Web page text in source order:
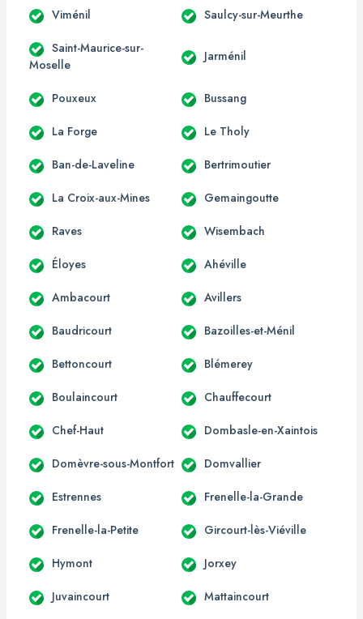
Viménil Saulcy-sur-Meurthe
Saint-Maurice-sur-
Moselle
Jarménil
Pouxeux Bussang
La Forge Le Tholy
Ban-de-Laveline Bertrimoutier
La Croix-aux-Mines Gemaingoutte
Raves Wisembach
Éloyes Ahéville
Ambacourt Avillers
Baudricourt Bazoilles-et-Ménil
Bettoncourt Blémerey
Boulaincourt Chauffecourt
Chef-Haut Dombasle-en-Xaintois
Domèvre-sous-Montfort Domvallier
Estrennes Frenelle-la-Grande
Frenelle-la-Petite Gircourt-lès-Viéville
Hymont Jorxey
Juvaincourt Mattaincourt